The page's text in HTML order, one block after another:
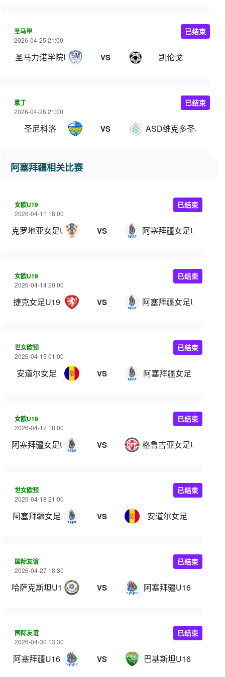
圣马甲
2026-04-25 21:00
圣马力诺学院U22 VS 凯伦戈
已结束
意丁
2026-04-26 21:00
圣尼科洛 VS ASD维克多圣马力诺
已结束
阿塞拜疆相关比赛
女欧U19
2026-04-11 18:00
克罗地亚女足U19 VS 阿塞拜疆女足U19
已结束
女欧U19
2026-04-14 20:00
捷克女足U19 VS 阿塞拜疆女足U19
已结束
世女欧预
2026-04-15 01:00
安道尔女足 VS 阿塞拜疆女足
已结束
女欧U19
2026-04-17 18:00
阿塞拜疆女足U19 VS 格鲁吉亚女足U19
已结束
世女欧预
2026-04-18 21:00
阿塞拜疆女足 VS 安道尔女足
已结束
国际友谊
2026-04-27 18:30
哈萨克斯坦U16 VS 阿塞拜疆U16
已结束
国际友谊
2026-04-30 13:30
阿塞拜疆U16 VS 巴基斯坦U16
已结束